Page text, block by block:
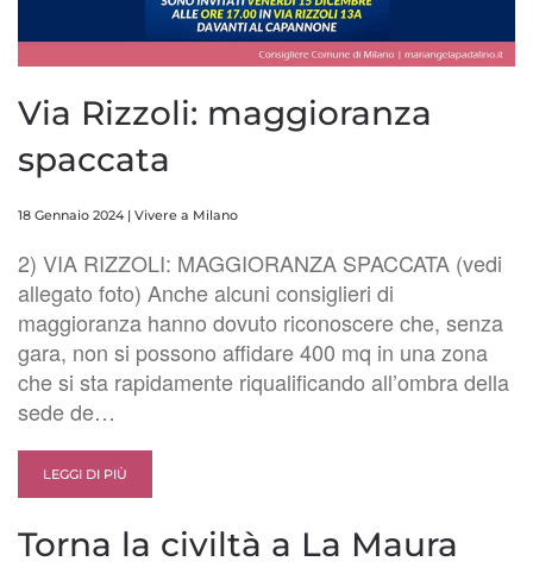
Via Rizzoli: maggioranza
spaccata
18 Gennaio 2024| Vivere a Milano
2) VIA RIZZOLI: MAGGIORANZA SPACCATA (vedi
allegato foto) Anche alcuni consiglieri di
maggioranza hanno dovuto riconoscere che, senza
gara, non si possono affidare 400 mq in una zona
che si sta rapidamente riqualificando all’ombra della
sede de…
LEGGI DI PIÙ
Torna la civiltà a La Maura